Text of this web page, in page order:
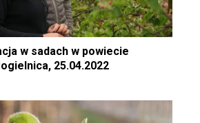
w sadach w powiecie
25.04.2022